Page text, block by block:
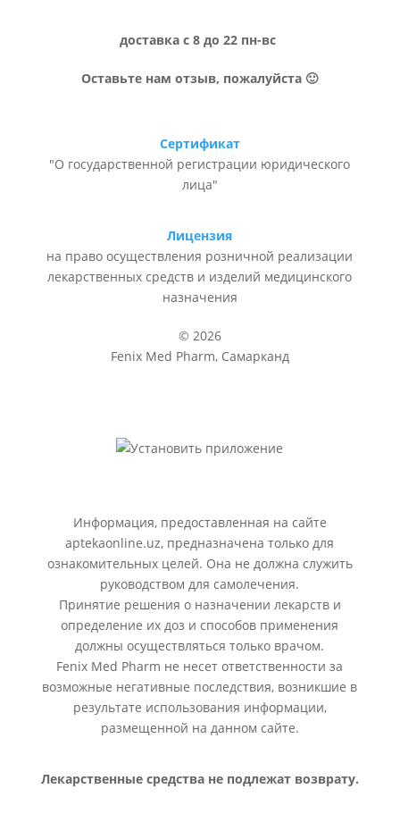
доставка с 8 до 22 пн-вс
Оставьте нам отзыв, пожалуйста 🙂
Сертификат
"О государственной регистрации юридического
лица"
Лицензия
на право осуществления розничной реализации
лекарственных средств и изделий медицинского
назначения
© 2026
Fenix Med Pharm, Самарканд
Информация, предоставленная на сайте
aptekaonline.uz, предназначена только для
ознакомительных целей. Она не должна служить
руководством для самолечения.
Принятие решения о назначении лекарств и
определение их доз и способов применения
должны осуществляться только врачом.
Fenix Med Pharm не несет ответственности за
возможные негативные последствия, возникшие в
результате использования информации,
размещенной на данном сайте.
Лекарственные средства не подлежат возврату.